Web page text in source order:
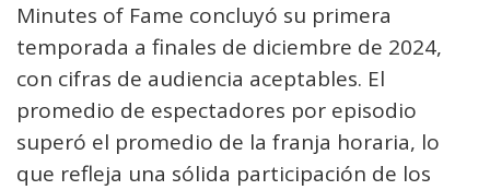
Minutes of Fame concluyó su primera
temporada a finales de diciembre de 2024,
con cifras de audiencia aceptables. El
promedio de espectadores por episodio
superó el promedio de la franja horaria, lo
que refleja una sólida participación de los